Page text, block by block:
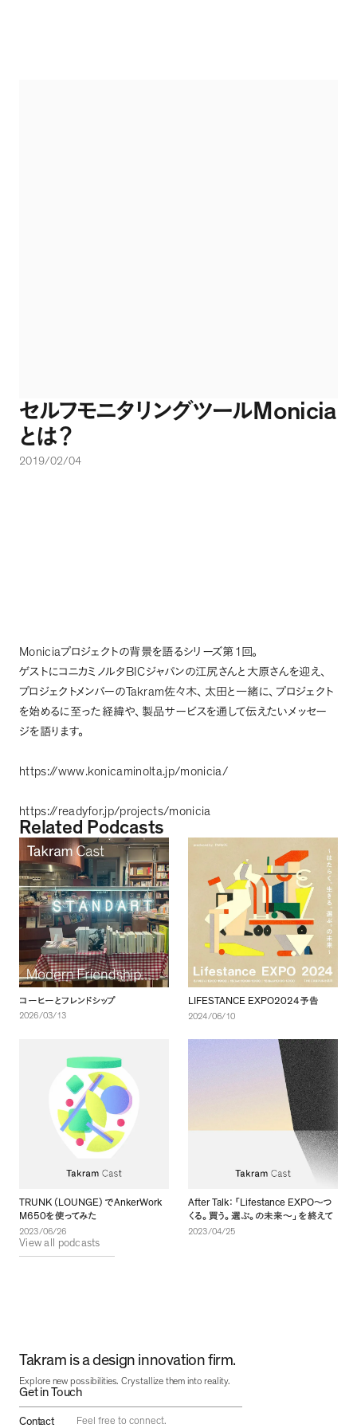
セルフモニタリングツール Monicia
とは？
2019/02/04
Moniciaプロジェクトの背景を語るシリーズ第 1 回。
ゲストにコニカミノルタ BICジャパンの江尻さんと大原さんを迎え 、
プロジェクトメンバーのTakram佐々木、 太田と一緒に、 プロジェクト
を始めるに至った経緯や、 製品サービスを通して伝えたいメッセー
ジを語ります。
https://www.konicaminolta.jp/monicia/
https://readyfor.jp/projects/monicia
Related Podcasts
コーヒーとフレンドシップ
2026/03/13
LIFESTANCE EXPO2024予告
2024/06/10
TRUNK （ LOUNGE） でAnkerWork
M650を使ってみた
2023/06/26
After Talk： 「 Lifestance EXPO〜つ
くる。 買う。 選ぶ。 の未来〜 」 を終えて
2023/04/25
View all podcasts
Takram is a design innovation firm.
Explore new possibilities. Crystallize them into reality.
Get in Touch
Contact Feel free to connect.